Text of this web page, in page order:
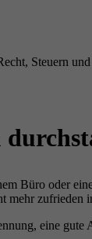
Steuern
Büro oder
mehr zufrieden
eine